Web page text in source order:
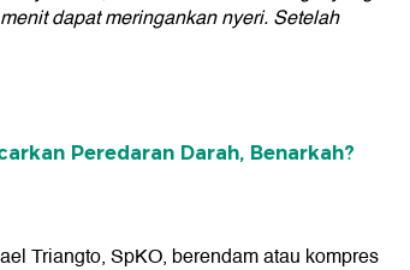
dapat meringankan nyeri. Setelah
Peredaran Darah, Benarkah?
Triangto, SpKO, berendam atau kompres